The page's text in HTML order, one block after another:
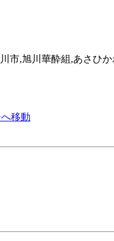
市,旭川華酔組,あさひ
移動